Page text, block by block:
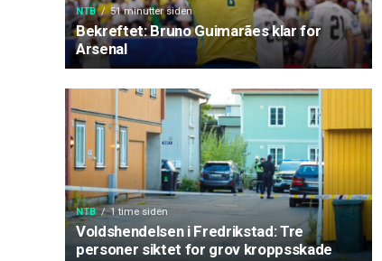
NTB 51 minutter siden
Bekreftet: Bruno Guimarães klar for
Arsenal
NTB 1 time siden
Voldshendelsen i Fredrikstad: Tre
personer siktet for grov kroppsskade